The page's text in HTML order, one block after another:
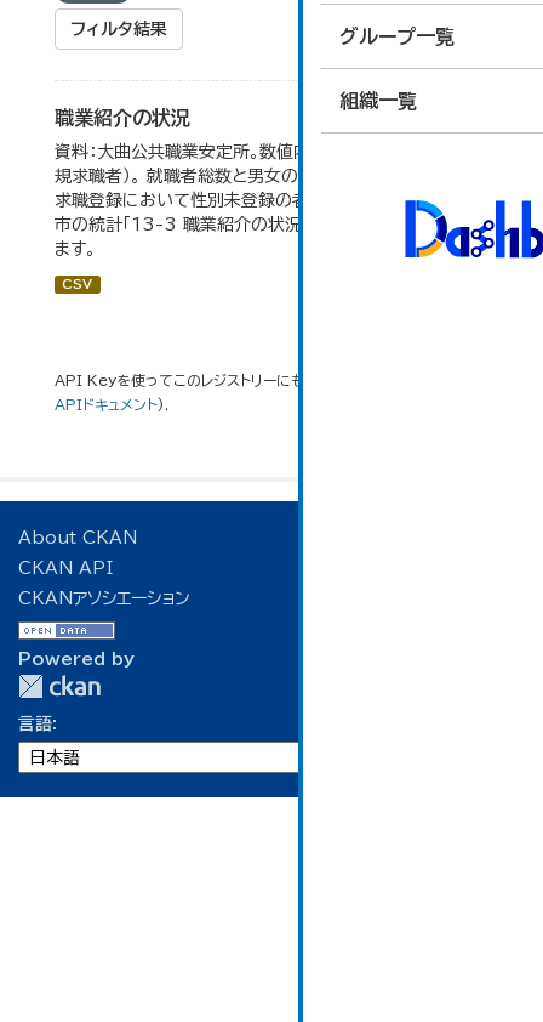
グループ一覧
組織一覧
フィルタ結果
職業紹介の状況
資料：大曲公共職業安定所。数値内の就職率は（就職者/新
規求職者）。 就職者総数と男女の合計が一致しないのは、
求職登録において性別未登録の者も含まれるため。 大仙
市の統計「13-3 職業紹介の状況」のデータを参照してい
ます。
CSV
API Keyを使ってこのレジストリーにもアクセス可能です
APIドキュメント).
About CKAN
CKAN API
CKANアソシエーション
Powered by
言語